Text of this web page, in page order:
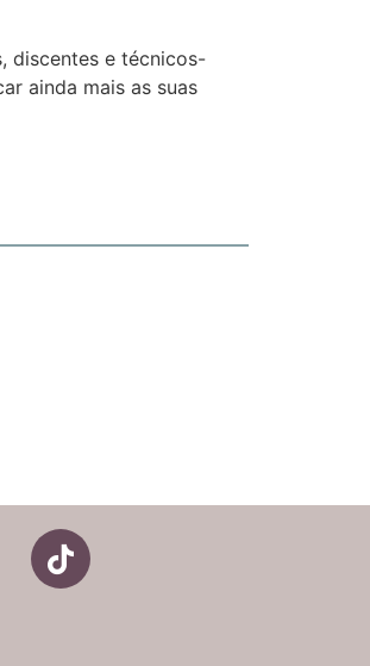
discentes e técnicos-
ainda mais as suas